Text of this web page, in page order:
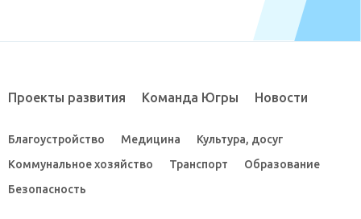
Проекты развития Команда Югры Новости
Благоустройство Медицина
Культура, досуг
Коммунальное хозяйство
Транспорт
Образование
Безопасность